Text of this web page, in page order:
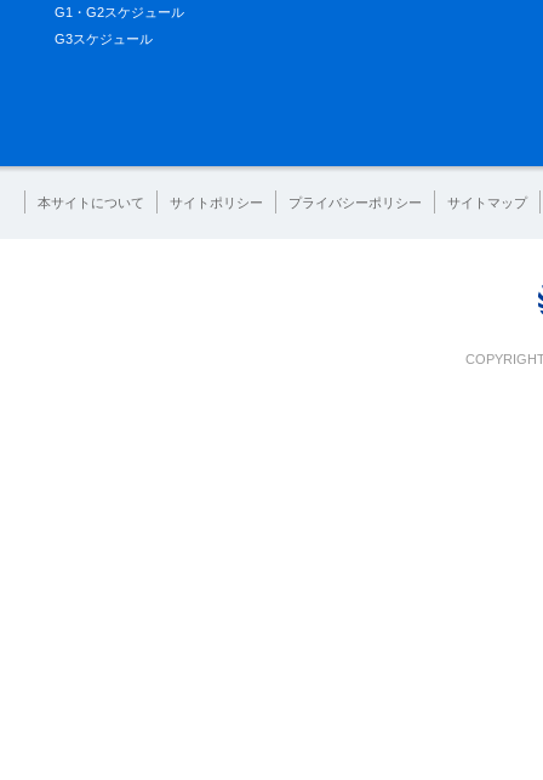
G1・G2スケジュール
G3スケジュール
本サイトについて サイトポリシー プライバシーポリシー サイトマップ